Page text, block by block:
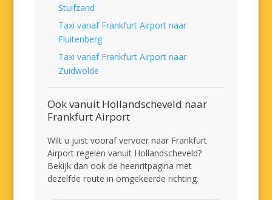
Stuifzand
Taxi vanaf Frankfurt Airport naar
Fluitenberg
Taxi vanaf Frankfurt Airport naar
Zuidwolde
Ook vanuit Hollandscheveld naar
Frankfurt Airport
Wilt u juist vooraf vervoer naar Frankfurt
Airport regelen vanuit Hollandscheveld?
Bekijk dan ook de heenritpagina met
dezelfde route in omgekeerde richting.